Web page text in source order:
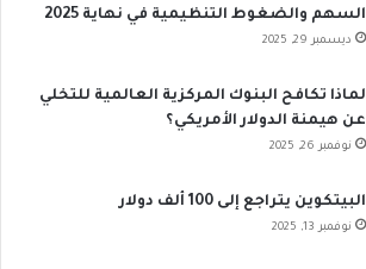
السهم والضغوط التنظيمية في نهاية 2025
ديسمبر 29, 2025
لماذا تكافح البنوك المركزية العالمية للتخلي
عن هيمنة الدولار الأمريكي؟
نوفمبر 26, 2025
البيتكوين يتراجع إلى 100 ألف دولار
نوفمبر 13, 2025